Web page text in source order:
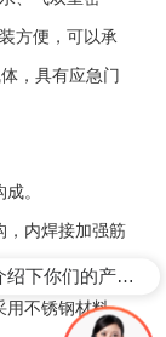
方便，可以承
，具有应急门
成。
，内焊接加强筋
保温层。
用不锈钢材料，
可以介绍下你们的产品么？